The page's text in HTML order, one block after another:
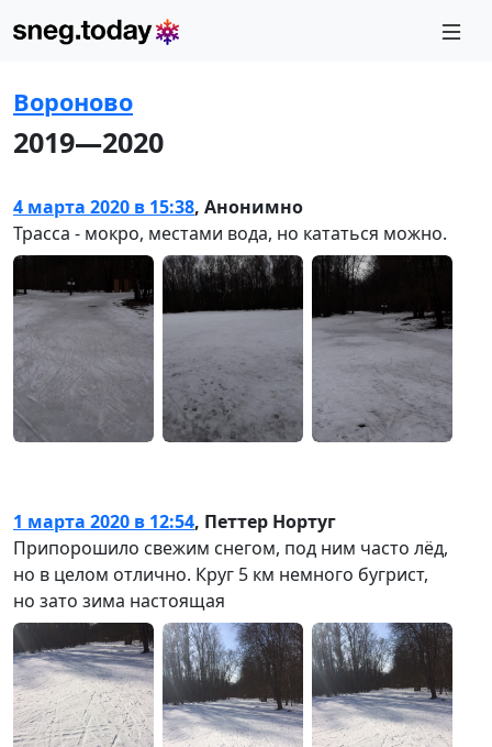
Вороново
2019—2020
4 марта 2020 в 15:38, Анонимно
Трасса - мокро, местами вода, но кататься можно.
1 марта 2020 в 12:54, Петтер Нортуг
Припорошило свежим снегом, под ним часто лёд,
но в целом отлично. Круг 5 км немного бугрист,
но зато зима настоящая